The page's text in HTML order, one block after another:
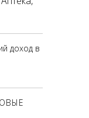
доход в